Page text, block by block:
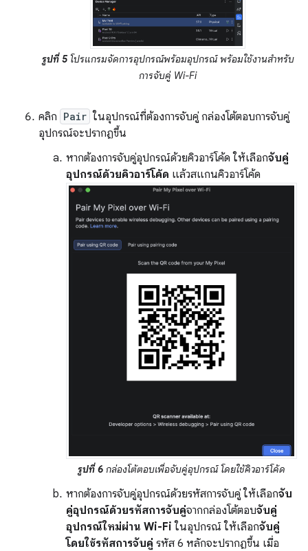
รูปที่ 5โปรแกรมจัดการอุปกรณ์พร้อมอุปกรณ์ พร้อมใช้งานสำหรับ
การจับคู่ Wi-Fi
คลิก Pair ในอุปกรณ์ที่ต้องการจับคู่ กล่องโต้ตอบการจับคู่
อุปกรณ์จะปรากฏขึ้น
หากต้องการจับคู่อุปกรณ์ด้วยคิวอาร์โค้ด ให้เลือกจับคู่
อุปกรณ์ด้วยคิวอาร์โค้ด แล้วสแกนคิวอาร์โค้ด
รูปที่ 6 กล่องโต้ตอบเพื่อจับคู่อุปกรณ์ โดยใช้คิวอาร์โค้ด
หากต้องการจับคู่อุปกรณ์ด้วยรหัสการจับคู่ ให้เลือกจับ
คู่อุปกรณ์ด้วยรหัสการจับคู่จากกล่องโต้ตอบจับคู่
อุปกรณ์ใหม่ผ่าน Wi-Fi ในอุปกรณ์ ให้เลือกจับคู่
โดยใช้รหัสการจับคู่ รหัส 6 หลักจะปรากฏขึ้น เมื่อ